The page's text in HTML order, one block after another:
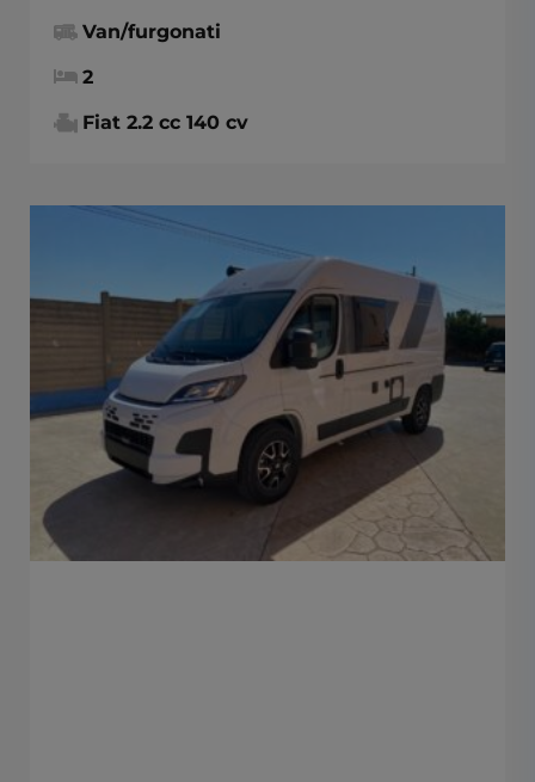
Van/furgonati
2
Fiat 2.2 cc 140 cv